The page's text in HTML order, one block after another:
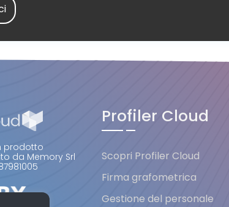
prodotto
da Memory Srl
Profiler Cloud
Scopri Profiler Cloud
Firma grafometrica
Gestione del personale